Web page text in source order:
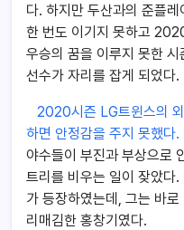
다. 하지만 두산과의 준플
한 번도 이기지 못하고
우승의 꿈을 이루지 못한
선수가 자리를 잡게 되었다.
2020시즌 LG트윈스의 외
하면 안정감을 주지 못했다.
야수들이 부진과 부상으로
트리를 비우는 일이 잦았다
가 등장하였는데, 그는 바
리매김한 홍창기였다.